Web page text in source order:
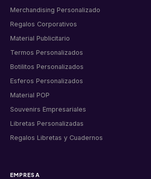
Merchandising Personalizado
Regalos Corporativos
Material Publicitario
Termos Personalizados
Botilitos Personalizados
Esferos Personalizados
Material POP
Souvenirs Empresariales
Libretas Personalizadas
Regalos Libretas y Cuadernos
EMPRESA